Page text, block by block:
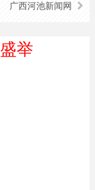
广西河池新闻网
举